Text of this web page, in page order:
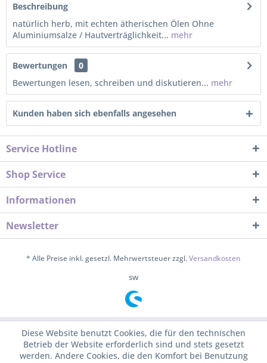
Beschreibung
natürlich herb, mit echten ätherischen Ölen Ohne
Aluminiumsalze / Hautverträglichkeit... mehr
Bewertungen
0
Bewertungen lesen, schreiben und diskutieren... mehr
Kunden haben sich ebenfalls angesehen
Service Hotline
Shop Service
Informationen
Newsletter
* Alle Preise inkl. gesetzl. Mehrwertsteuer zzgl.Versandkosten
sw
Diese Website benutzt Cookies, die für den technischen
Betrieb der Website erforderlich sind und stets gesetzt
werden. Andere Cookies, die den Komfort bei Benutzung